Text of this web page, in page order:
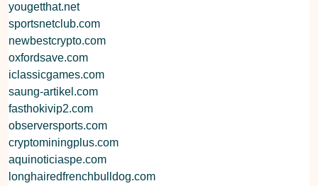
yougetthat.net
sportsnetclub.com
newbestcrypto.com
oxfordsave.com
iclassicgames.com
saung-artikel.com
fasthokivip2.com
observersports.com
cryptominingplus.com
aquinoticiaspe.com
longhairedfrenchbulldog.com